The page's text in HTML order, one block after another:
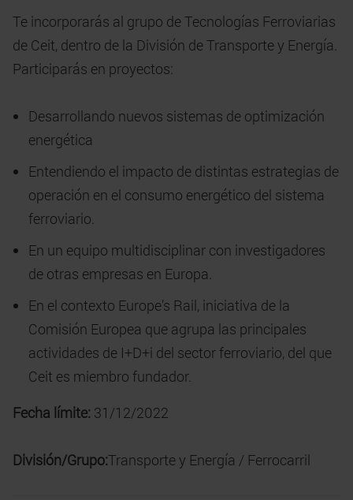
Te incorporarás al grupo de Tecnologías Ferroviarias
de Ceit, dentro de la División de Transporte y Energía.
Participarás en proyectos:
Desarrollando nuevos sistemas de optimización
energética
Entendiendo el impacto de distintas estrategias de
operación en el consumo energético del sistema
ferroviario.
En un equipo multidisciplinar con investigadores
de otras empresas en Europa.
En el contexto Europe’s Rail, iniciativa de la
Comisión Europea que agrupa las principales
actividades de I+D+i del sector ferroviario, del que
Ceit es miembro fundador.
Fecha límite: 31/12/2022
División/Grupo:Transporte y Energía / Ferrocarril